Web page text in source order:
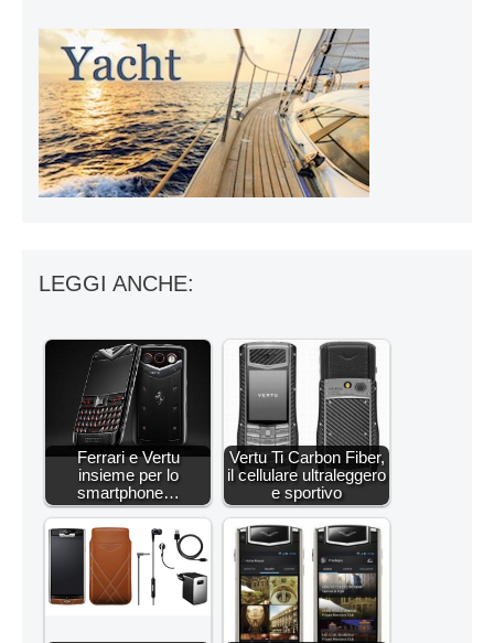
LEGGI ANCHE:
Ferrari e Vertu
insieme per lo
smartphone…
Vertu Ti Carbon Fiber,
il cellulare ultraleggero
e sportivo